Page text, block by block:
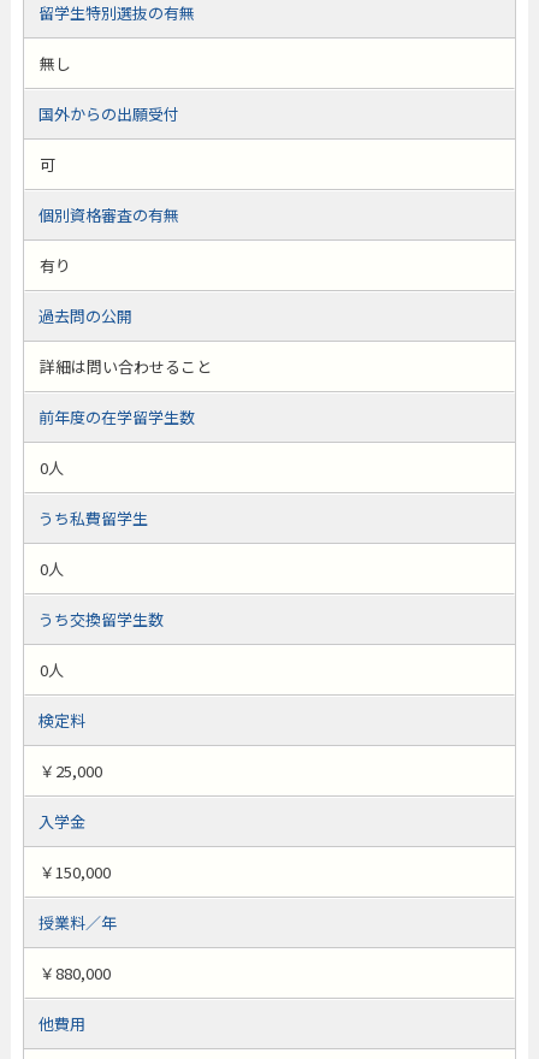
留学生特別選抜の有無
無し
国外からの出願受付
可
個別資格審査の有無
有り
過去問の公開
詳細は問い合わせること
前年度の在学留学生数
0人
うち私費留学生
0人
うち交換留学生数
0人
検定料
￥25,000
入学金
￥150,000
授業料／年
￥880,000
他費用